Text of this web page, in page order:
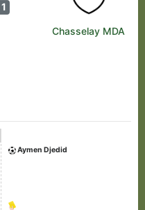
1
Chasselay MDA
Aymen Djedid